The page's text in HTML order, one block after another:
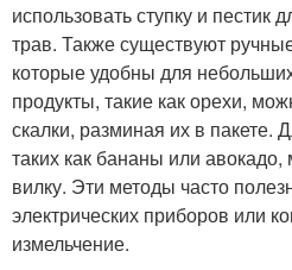
использовать ступку и пестик
трав. Также существуют
которые удобны для
продукты, такие как орехи,
скалки, разминая их в пакете.
таких как бананы или
вилку. Эти методы часто
электрических приборов или
измельчение.